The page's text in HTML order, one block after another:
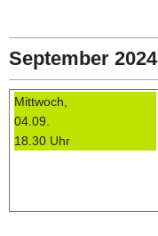
September 2024
Mittwoch,
04.09.
18.30 Uhr